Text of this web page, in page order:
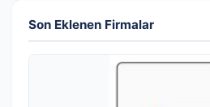
Son Eklenen Firmalar